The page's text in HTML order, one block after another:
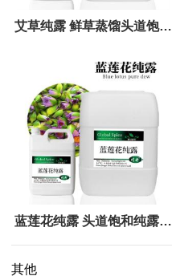
艾草纯露 鲜草蒸馏头道饱和
纯露 艾草提取液 艾叶纯露
蓝莲花纯露 头道饱和纯露植
其他